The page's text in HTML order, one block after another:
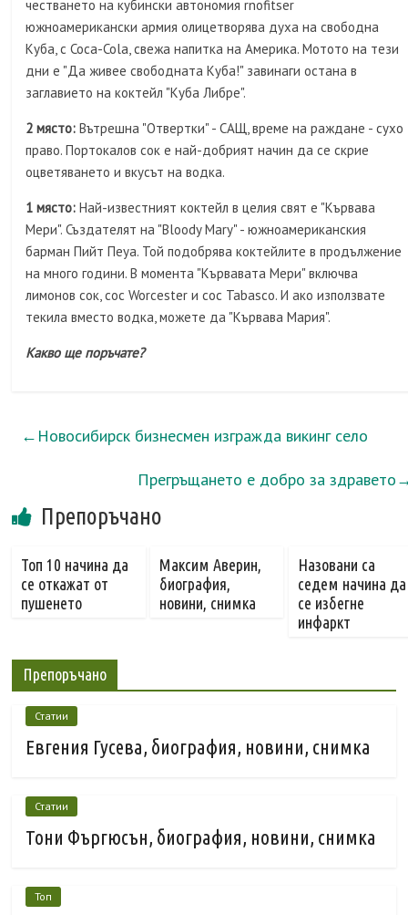
честването на кубински автономия rnofitser
южноамерикански армия олицетворява духа на свободна
Куба, с Coca-Cola, свежа напитка на Америка. Мотото на тези
дни е "Да живее свободната Куба!" завинаги остана в
заглавието на коктейл "Куба Либре".
2 място:Вътрешна "Отвертки" - САЩ, време на раждане - сухо
право. Портокалов сок е най-добрият начин да се скрие
оцветяването и вкусът на водка.
1 място:Най-известният коктейл в целия свят е "Кървава
Мери". Създателят на "Bloody Mary" - южноамериканския
барман Пийт Пеуа. Той подобрява коктейлите в продължение
на много години. В момента "Кървавата Мери" включва
лимонов сок, сос Worcester и сос Tabasco. И ако използвате
текила вместо водка, можете да "Кървава Мария".
Какво ще поръчате?
← Новосибирск бизнесмен изгражда викинг село
Прегръщането е добро за здравето
Препоръчано
Топ 10 начина да
се откажат от
пушенето
Максим Аверин,
биография,
новини, снимка
Назовани са
седем начина да
се избегне
инфаркт
Препоръчано
Статии
Евгения Гусева, биография, новини, снимка
Статии
Тони Фъргюсън, биография, новини, снимка
Топ